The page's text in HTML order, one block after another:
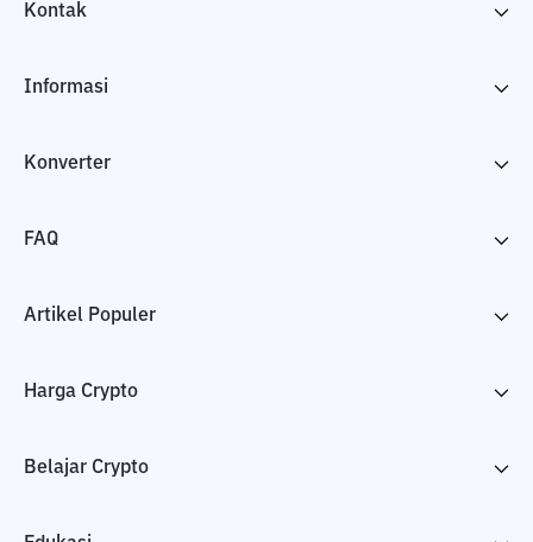
Kontak
Informasi
Konverter
FAQ
Artikel Populer
Harga Crypto
Belajar Crypto